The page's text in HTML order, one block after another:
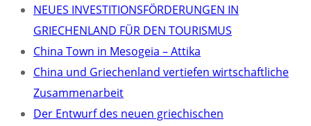
NEUES INVESTITIONSFÖRDERUNGEN IN
GRIECHENLAND FÜR DEN TOURISMUS
China Town in Mesogeia – Attika
China und Griechenland vertiefen wirtschaftliche
Zusammenarbeit
Der Entwurf des neuen griechischen